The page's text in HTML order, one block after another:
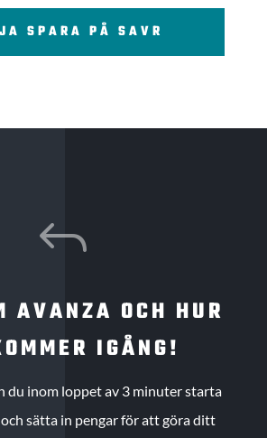
SPARA PÅ SAVR
J
AVANZA OCH HUR
IGÅNG!
du inom loppet av 3 minuter starta
sätta in pengar för att göra ditt